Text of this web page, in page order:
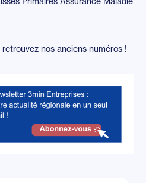
nos anciens numéros !